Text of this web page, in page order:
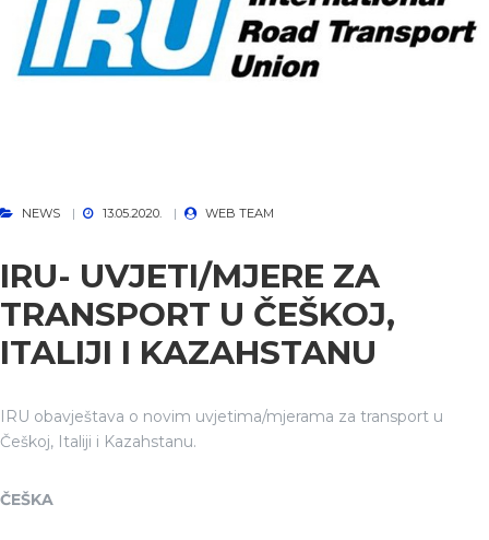
NEWS 13.05.2020. WEB TEAM
IRU- UVJETI/MJERE ZA
TRANSPORT U ČEŠKOJ,
ITALIJI I KAZAHSTANU
IRU obavještava o novim uvjetima/mjerama za transport u
Češkoj, Italiji i Kazahstanu.
ČEŠKA